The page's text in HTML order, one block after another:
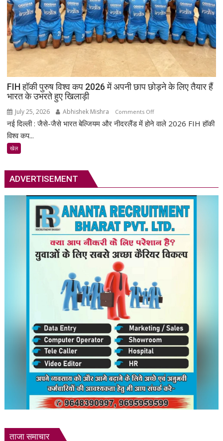
खेलों
के
लिए
भारतीय
टीम
जगह
FIH हॉकी पुरुष विश्व कप 2026 में अपनी छाप छोड़ने के लिए तैयार हैं
भारत के उभरते हुए खिलाड़ी
July 25, 2026 Abhishek Mishra Comments Offon
FIH
में
अपनी
छाप
छोड़ने
के
लिए
तैयार
के
उभरते
हुए
नई दिल्ली : जैसे-जैसे भारत बेल्जियम और नीदरलैंड में होने वाले 2026 FIH हॉकी
विश्व कप...
खेल
ADVERTISEMENT
ताजा समाचार